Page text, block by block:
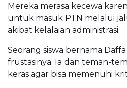
Mereka merasa kecewa
untuk masuk PTN melalui
akibat kelalaian administrasi.
Seorang siswa bernama
frustasinya. Ia dan teman-
keras agar bisa memenuhi